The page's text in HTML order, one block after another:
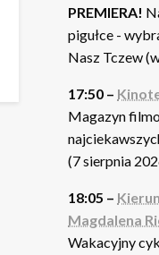
PREMIERA!
pigułce -
Nasz Tczew
17:50 –
Magazyn
(7 sierpnia
18:05 –
Magdalena
Wakacyjny